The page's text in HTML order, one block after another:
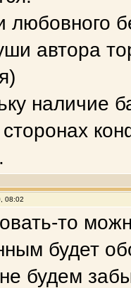
любовного
автора
наличие
08:02
то
будет
будем